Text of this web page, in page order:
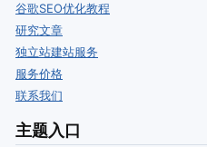
谷歌SEO优化教程
研究文章
独立站建站服务
服务价格
联系我们
主题入口